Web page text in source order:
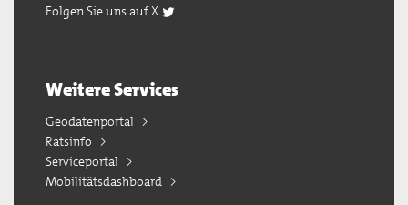
Folgen Sie uns auf X
Weitere Services
Geodatenportal
Ratsinfo
Serviceportal
Mobilitätsdashboard